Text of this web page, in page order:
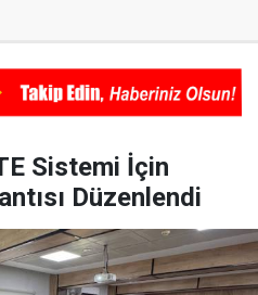
Sistemi İçin
Düzenlendi